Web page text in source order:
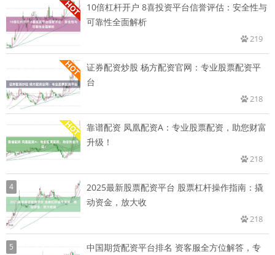
10倍杠杆开户 8喜投资平台信誉评估：安全性与
可靠性全面解析
219
证券配资炒股 杨方配资官网：专业股票配资平
台
218
靠谱配资 凤凰配资A：专业股票配资，助您财富
升级！
218
4
2025最新股票配资平台 股票杠杆操作指南：撬
动资金，放大收
218
5
中国期货配资平台排名 资客服全方位解答，专